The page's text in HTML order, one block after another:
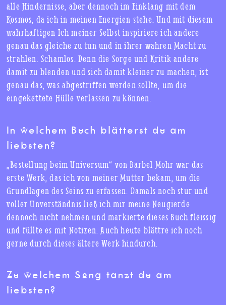
alle Hindernisse, aber dennoch im Einklang mit dem
Kosmos, da ich in meinen Energien stehe. Und mit diesem
wahrhaftigen Ich meiner Selbst inspiriere ich andere
genau das gleiche zu tun und in ihrer wahren Macht zu
strahlen. Schamlos. Denn die Sorge und Kritik andere
damit zu blenden und sich damit kleiner zu machen, ist
genau das, was abgestriffen werden sollte, um die
eingekettete Hülle verlassen zu können.
In welchem Buch blätterst du am
liebsten?
„Bestellung beim Universum“ von Bärbel Mohr war das
erste Werk, das ich von meiner Mutter bekam, um die
Grundlagen des Seins zu erfassen. Damals noch stur und
voller Unverständnis ließ ich mir meine Neugierde
dennoch nicht nehmen und markierte dieses Buch fleissig
und füllte es mit Notizen. Auch heute blättre ich noch
gerne durch dieses ältere Werk hindurch.
Zu welchem Song tanzt du am
liebsten?